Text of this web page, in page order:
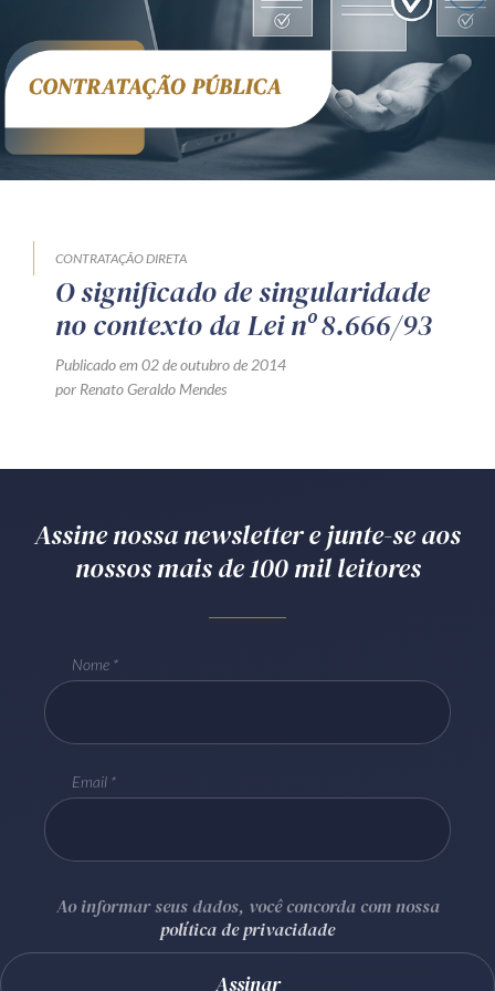
Receba por RSS
Av. Sete de Setembro, 4698
Batel
Curitiba/PR CEP 80240-000
CONTRATAÇÃO DIRETA
O significado de singularidade
no contexto da Lei nº 8.666/93
Publicado em 02 de outubro de 2014
por Renato Geraldo Mendes
Assine nossa newsletter e junte-se aos
nossos mais de 100 mil leitores
Nome
Email
Ao informar seus dados, você concorda com nossa
política de privacidade